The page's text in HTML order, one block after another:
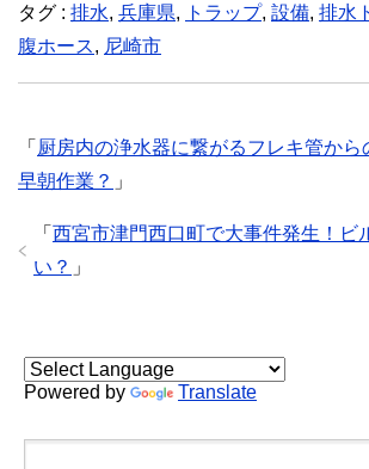
タグ : 排水, 兵庫県, トラップ, 設備, 排水
腹ホース, 尼崎市
「 厨房内の浄水器に繋がるフレキ管から
早朝作業？ 」
「 西宮市津門西口町で大事件発生！ビ
い？ 」
Powered by Translate